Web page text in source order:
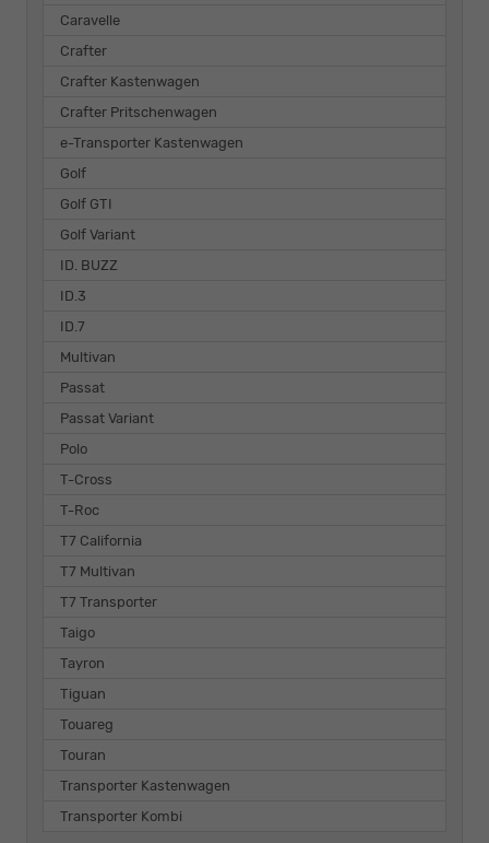
Caravelle
Crafter
Crafter Kastenwagen
Crafter Pritschenwagen
e-Transporter Kastenwagen
Golf
Golf GTI
Golf Variant
ID. BUZZ
ID.3
ID.7
Multivan
Passat
Passat Variant
Polo
T-Cross
T-Roc
T7 California
T7 Multivan
T7 Transporter
Taigo
Tayron
Tiguan
Touareg
Touran
Transporter Kastenwagen
Transporter Kombi